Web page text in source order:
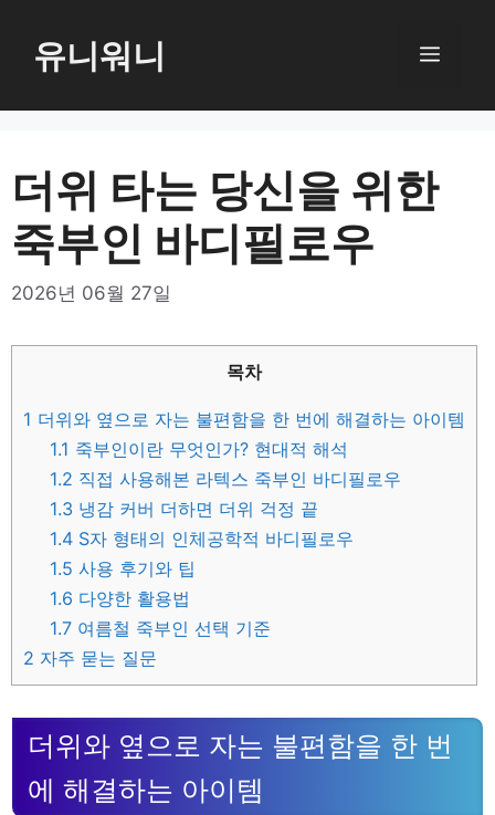
로
너
뛰
기
유니워니 메
더위 타는 당신을 위한
죽부인 바디필로우
2026년 06월 27일
목차
1 더위와 옆으로 자는 불편함을 한 번에 해결하는 아이템
1.1 죽부인이란 무엇인가? 현대적 해석
1.2 직접 사용해본 라텍스 죽부인 바디필로우
1.3 냉감 커버 더하면 더위 걱정 끝
1.4 S자 형태의 인체공학적 바디필로우
1.5 사용 후기와 팁
1.6 다양한 활용법
1.7 여름철 죽부인 선택 기준
2 자주 묻는 질문
더위와 옆으로 자는 불편함을 한 번
에 해결하는 아이템